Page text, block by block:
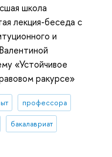
школа
лекция-беседа с
и
«Устойчивое
ракурсе»
профессора
бакалавриат